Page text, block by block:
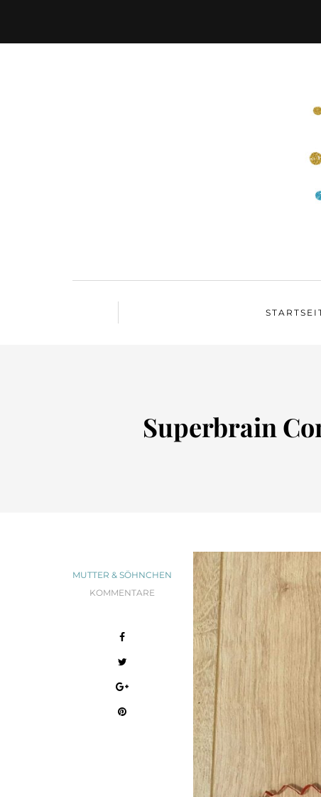
Superbrain
MUTTER & SÖHNCHEN
KOMMENTARE